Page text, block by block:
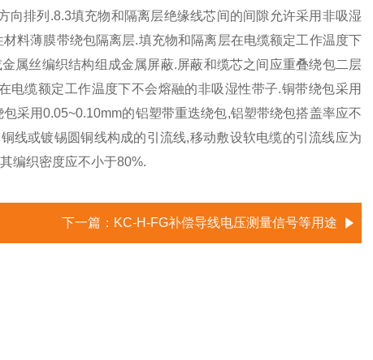
排列.8.3填充物和隔离层绝缘线芯间的间隙允许采用非吸湿
料薄膜带绕包隔离层.填充物和隔离层在电缆额定工作温度下
属丝编织结构组成金属屏蔽.屏蔽和缆芯之间应重叠绕包二层
缆额定工作温度下不会熔融的非吸湿性带子.铜带绕包采用
采用0.05~0.10mm的铝塑带重迭绕包,铝塑带绕包搭盖率应不
线或镀锡圆铜线构成的引流线,移动敷设软电缆的引流线应为
编织密度应不小于80%.
下一篇： KC-H-FG补偿导线电压测量信号等用途